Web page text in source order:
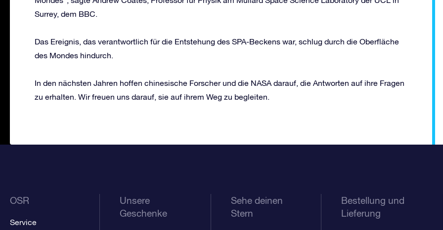
Surrey, dem BBC.
Das Ereignis, das verantwortlich für die Entstehung des SPA-Beckens war, schlug durch die Oberfläche
des Mondes hindurch.
In den nächsten Jahren hoffen chinesische Forscher und die NASA darauf, die Antworten auf ihre Fragen
zu erhalten. Wir freuen uns darauf, sie auf ihrem Weg zu begleiten.
OSR
Service
Unsere
Geschenke
Sehe deinen
Stern
Bestellung und
Lieferung